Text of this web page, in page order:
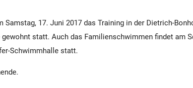
17. Juni 2017 das Training in der Dietrich-
statt. Auch das Familienschwimmen findet am
Schwimmhalle statt.